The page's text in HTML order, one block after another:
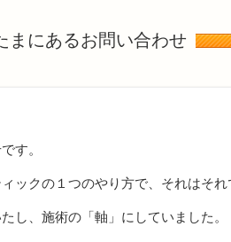
まにあるお問い合わせ
す。
ックの１つのやり方で、それはそれ
し、施術の「軸」にしていました。